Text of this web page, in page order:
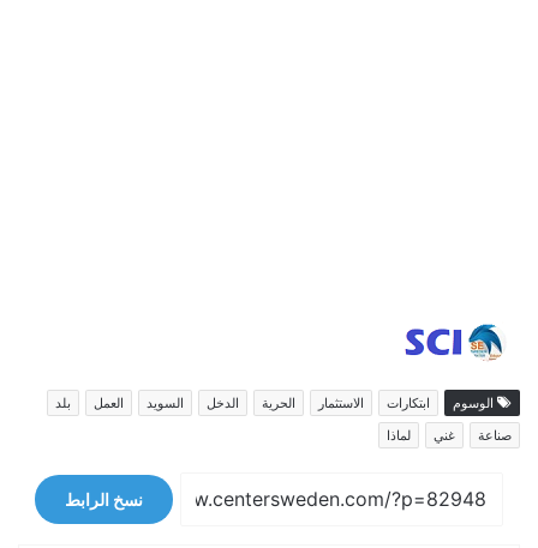
الوسوم ابتكارات الاستثمار الحرية الدخل السويد العمل
بلد
صناعة
غني لماذا
نسخ الرابط